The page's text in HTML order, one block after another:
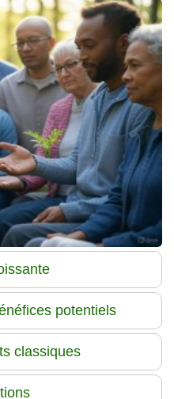
potentiels
classiques